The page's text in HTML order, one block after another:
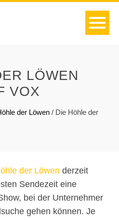
LÖWEN
VOX
der Löwen / Die Höhle der
der Löwen derzeit
Sendezeit eine
bei der Unternehmer
gehen können. Je